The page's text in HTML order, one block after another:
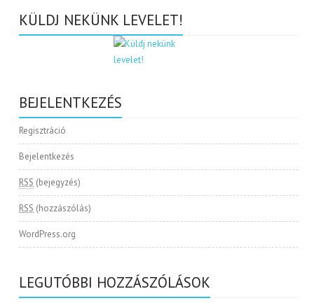
KÜLDJ NEKÜNK LEVELET!
BEJELENTKEZÉS
Regisztráció
Bejelentkezés
RSS (bejegyzés)
RSS (hozzászólás)
WordPress.org
LEGUTÓBBI HOZZÁSZÓLÁSOK